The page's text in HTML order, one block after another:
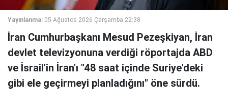
Yayınlanma: 05 Ağustos 2026 Çarşamba 22:38
İran Cumhurbaşkanı Mesud Pezeşkiyan, İran
devlet televizyonuna verdiği röportajda ABD
ve İsrail'in İran'ı "48 saat içinde Suriye'deki
gibi ele geçirmeyi planladığını" öne sürdü.